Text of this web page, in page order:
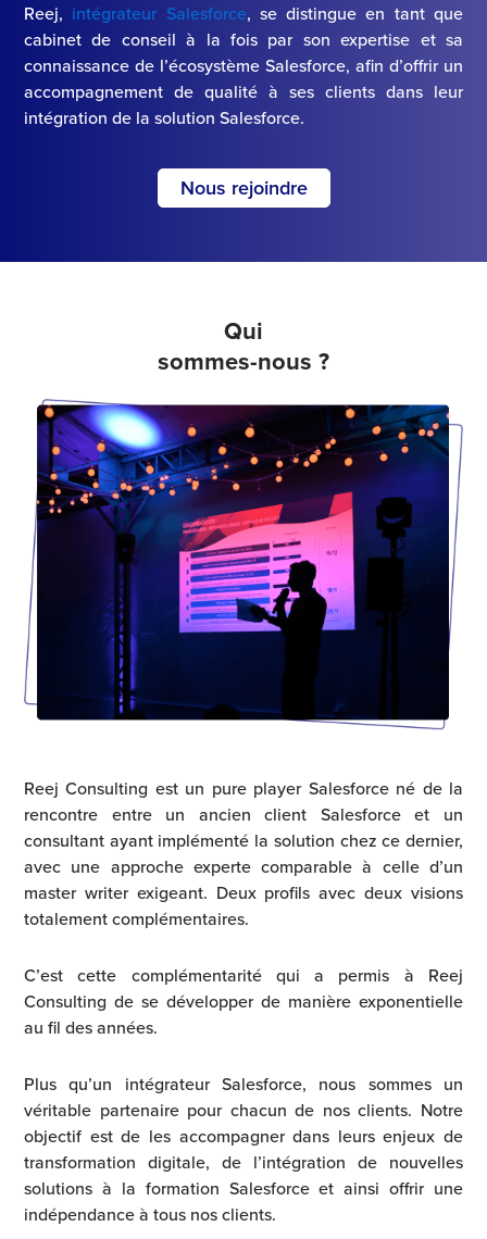
Reej, intégrateur Salesforce, se distingue en tant que
cabinet de conseil à la fois par son expertise et sa
connaissance de l’écosystème Salesforce, afin d’offrir un
accompagnement de qualité à ses clients dans leur
intégration de la solution Salesforce.
Nous rejoindre
Qui
sommes-nous ?
Reej Consulting est un pure player Salesforce né de la
rencontre entre un ancien client Salesforce et un
consultant ayant implémenté la solution chez ce dernier,
avec une approche experte comparable à celle d’un
master writerexigeant. Deux profils avec deux visions
totalement complémentaires.
C’est cette complémentarité qui a permis à Reej
Consulting de se développer de manière exponentielle
au fil des années.
Plus qu’un intégrateur Salesforce, nous sommes un
véritable partenaire pour chacun de nos clients. Notre
objectif est de les accompagner dans leurs enjeux de
transformation digitale, de l’intégration de nouvelles
solutions à la formation Salesforce et ainsi offrir une
indépendance à tous nos clients.